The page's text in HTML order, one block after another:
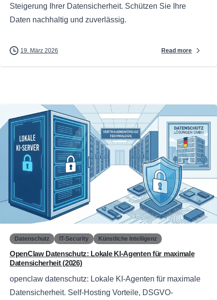
Steigerung Ihrer Datensicherheit. Schützen Sie Ihre
Daten nachhaltig und zuverlässig.
19. März 2026 Read more
0
Datenschutz IT-Security Künstliche Intelligenz
OpenClaw Datenschutz: Lokale KI-Agenten für maximale
Datensicherheit (2026)
openclaw datenschutz: Lokale KI-Agenten für maximale
Datensicherheit. Self-Hosting Vorteile, DSGVO-